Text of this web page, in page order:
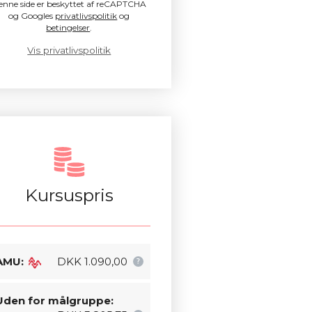
side er beskyttet af reCAPTCHA
og Googles privatlivspolitik og
betingelser.
Vis privatlivspolitik
Kursuspris
DKK 1.090,00
for målgruppe: